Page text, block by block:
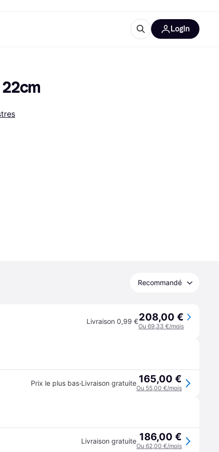
Login
Recommandé
Livraison 0,99 €208,00 €
Ou 69,33 €/mois
Prix le plus bas·Livraison gratuite 165,00 €
Ou 55,00 €/mois
Livraison gratuite 186,00 €
Ou 62,00 €/mois